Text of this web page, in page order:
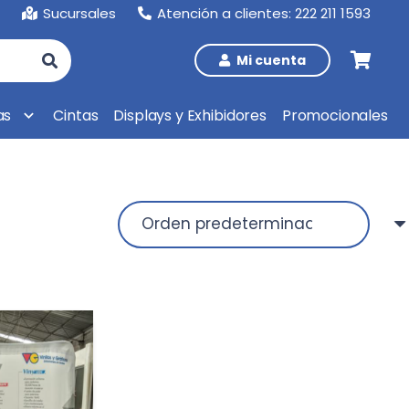
Sucursales Atención a clientes: 222 211 1593
Mi cuenta
Cintas Displays y Exhibidores Promocionales